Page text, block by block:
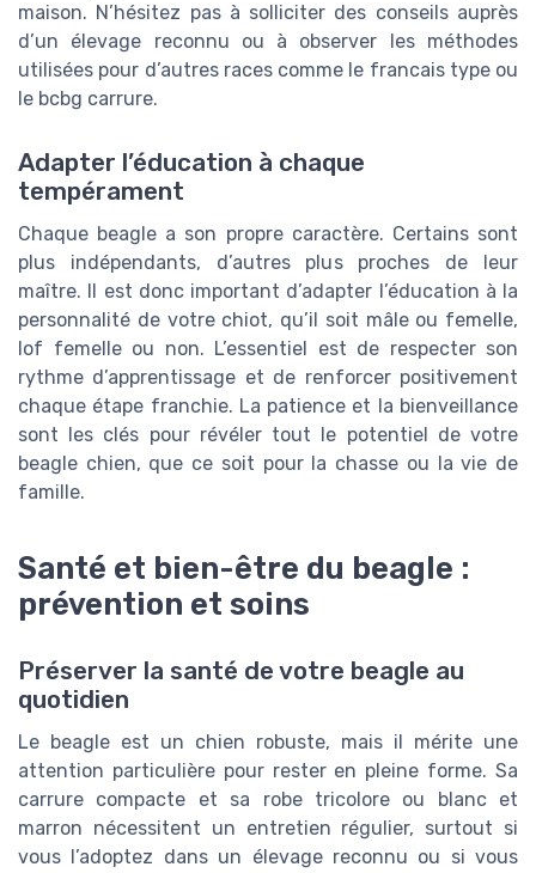
maison. N’hésitez pas à solliciter des conseils auprès
d’un élevage reconnu ou à observer les méthodes
utilisées pour d’autres races comme le francais type ou
le bcbg carrure.
Adapter l’éducation à chaque
tempérament
Chaque beagle a son propre caractère. Certains sont
plus indépendants, d’autres plus proches de leur
maître. Il est donc important d’adapter l’éducation à la
personnalité de votre chiot, qu’il soit mâle ou femelle,
lof femelle ou non. L’essentiel est de respecter son
rythme d’apprentissage et de renforcer positivement
chaque étape franchie. La patience et la bienveillance
sont les clés pour révéler tout le potentiel de votre
beagle chien, que ce soit pour la chasse ou la vie de
famille.
Santé et bien-être du beagle :
prévention et soins
Préserver la santé de votre beagle au
quotidien
Le beagle est un chien robuste, mais il mérite une
attention particulière pour rester en pleine forme. Sa
carrure compacte et sa robe tricolore ou blanc et
marron nécessitent un entretien régulier, surtout si
vous l’adoptez dans un élevage reconnu ou si vous